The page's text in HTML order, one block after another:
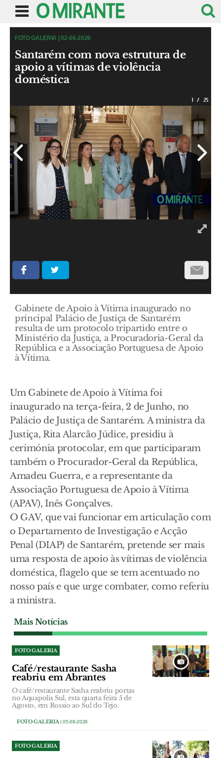
FOTO GALERIA | 02-06-2026
Santarém com nova estrutura de
apoio a vítimas de violência
doméstica
1 / 25
Gabinete de Apoio à Vítima inaugurado no
principal Palácio de Justiça de Santarém
resulta de um protocolo tripartido entre o
Ministério da Justiça, a Procuradoria-Geral da
República e a Associação Portuguesa de Apoio
à Vítima.
Um Gabinete de Apoio à Vítima foi
inaugurado na terça-feira, 2 de Junho, no
Palácio de Justiça de Santarém. A ministra da
Justiça, Rita Alarcão Júdice, presidiu à
cerimónia protocolar, em que participaram
também o Procurador-Geral da República,
Amadeu Guerra, e a representante da
Associação Portuguesa de Apoio à Vítima
(APAV), Inês Gonçalves.
O GAV, que vai funcionar em articulação com
o Departamento de Investigação e Acção
Penal (DIAP) de Santarém, pretende ser mais
uma resposta de apoio às vítimas de violência
doméstica, flagelo que se tem acentuado no
nosso país e que urge combater, como referiu
a ministra.
Mais Notícias
FOTO GALERIA
Café/restaurante Sasha
reabriu em Abrantes
O café/restaurante Sasha reabriu portas
no Aquapolis Sul, esta quarta feira 5 de
Agosto, em Rossio ao Sul do Tejo.
FOTO GALERIA | 05-08-2026
FOTO GALERIA